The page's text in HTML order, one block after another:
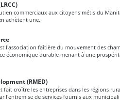
commerciaux aux citoyens métis du
achètent une.
l'association faîtière du mouvement des
économique durable menant à une
(RMED)
fait croître les entreprises dans les régions
l'entremise de services fournis aux